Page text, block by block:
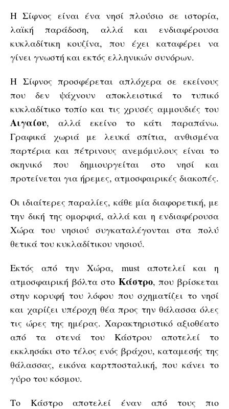
H Σίφνος είναι ένα νησί πλούσιο σε ιστορία,
λαϊκή παράδοση, αλλά και ενδιαφέρουσα
κυκλαδίτικη κουζίνα, που έχει καταφέρει να
γίνει γνωστή και εκτός ελληνικών συνόρων.
Η Σίφνος προσφέρεται απλόχερα σε εκείνους
που δεν ψάχνουν αποκλειστικά το τυπικό
κυκλαδίτικο τοπίο και τις χρυσές αμμουδιές του
Αιγαίου, αλλά εκείνο το κάτι παραπάνω.
Γραφικά χωριά με λευκά σπίτια, ανθισμένα
παρτέρια και πέτρινους ανεμόμυλους είναι το
σκηνικό που δημιουργείται στο νησί και
προτείνεται για ήρεμες, ατμοσφαιρικές διακοπές.
Οι ιδιαίτερες παραλίες, κάθε μία διαφορετική, με
την δική της ομορφιά, αλλά και η ενδιαφέρουσα
Χώρα του νησιού συγκαταλέγονται στα πολύ
θετικά του κυκλαδίτικου νησιού.
Εκτός από την Χώρα, must αποτελεί και η
ατμοσφαιρική βόλτα στο Κάστρο, που βρίσκεται
στην κορυφή του λόφου που σχηματίζει το νησί
και χαρίζει υπέροχη θέα προς την θάλασσα όλες
τις ώρες της ημέρας. Χαρακτηριστικό αξιοθέατο
από τα στενά του Κάστρου αποτελεί το
εκκλησάκι στο τέλος ενός βράχου, καταμεσής της
θάλασσας, εικόνα καρτποσταλική, που κάνει το
γύρο του κόσμου.
Το Κάστρο αποτελεί έναν από τους πιο